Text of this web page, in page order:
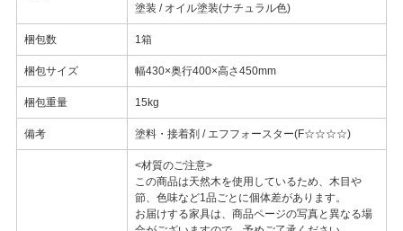
塗装 / オイル塗装(ナチュラル色)
梱包数 1箱
梱包サイズ 幅430×奥行400×高さ450mm
梱包重量 15kg
備考 塗料・接着剤 / エフフォースター(F☆☆☆☆)
<材質のご注意>
この商品は天然木を使用しているため、木目や
節、色味など1品ごとに個体差があります。
お届けする家具は、商品ページの写真と異なる場